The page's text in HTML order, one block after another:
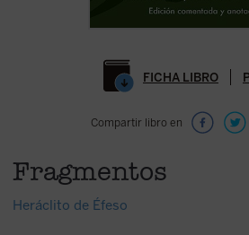
FICHA LIBRO
Compartir libro en
Fragmentos
Heráclito de Éfeso